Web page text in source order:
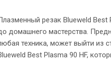
резак Blueweld
домашнего мастерства.
техника, может выйти из
Best Plasma 90 HF,